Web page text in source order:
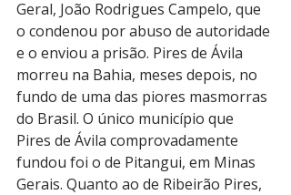
Geral, João Rodrigues Campelo, que
o condenou por abuso de autoridade
e o enviou a prisão. Pires de Ávila
morreu na Bahia, meses depois, no
fundo de uma das piores masmorras
do Brasil. O único município que
Pires de Ávila comprovadamente
fundou foi o de Pitangui, em Minas
Gerais. Quanto ao de Ribeirão Pires,